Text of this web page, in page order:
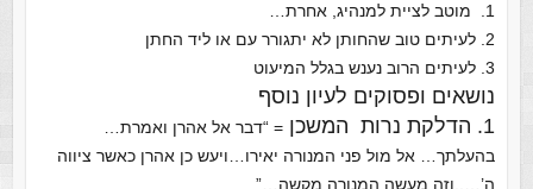
1. מוטב לציית למנהיג, אחרת…
2. לעיתים טוב שהחותן לא יתגורר עם או ליד החתן
3. לעיתים הרוב נענש בגלל המיעוט
נושאים ופסוקים לעיון נוסף
1. הדלקת נרות המשכן
= “דבר אל אהרן ואמרת…
בהעלתך… אל מול פני המנורה יאירו…ויעש כן אהרן כאשר ציווה
ה’…..וזה מעשה המנורה מקשה…”